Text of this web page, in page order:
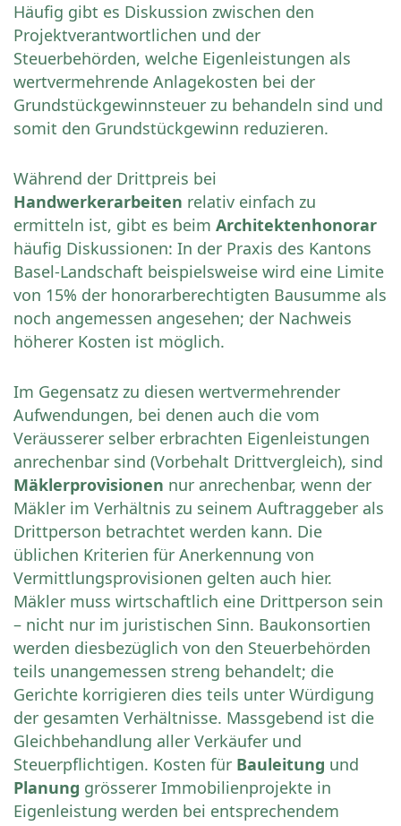
Häufig gibt es Diskussion zwischen den
Projektverantwortlichen und der
Steuerbehörden, welche Eigenleistungen als
wertvermehrende Anlagekosten bei der
Grundstückgewinnsteuer zu behandeln sind und
somit den Grundstückgewinn reduzieren.
Während der Drittpreis bei
Handwerkerarbeiten relativ einfach zu
ermitteln ist, gibt es beim Architektenhonorar
häufig Diskussionen: In der Praxis des Kantons
Basel-Landschaft beispielsweise wird eine Limite
von 15% der honorarberechtigten Bausumme als
noch angemessen angesehen; der Nachweis
höherer Kosten ist möglich.
Im Gegensatz zu diesen wertvermehrender
Aufwendungen, bei denen auch die vom
Veräusserer selber erbrachten Eigenleistungen
anrechenbar sind (Vorbehalt Drittvergleich), sind
Mäklerprovisionen nur anrechenbar, wenn der
Mäkler im Verhältnis zu seinem Auftraggeber als
Drittperson betrachtet werden kann. Die
üblichen Kriterien für Anerkennung von
Vermittlungsprovisionen gelten auch hier.
Mäkler muss wirtschaftlich eine Drittperson sein
– nicht nur im juristischen Sinn. Baukonsortien
werden diesbezüglich von den Steuerbehörden
teils unangemessen streng behandelt; die
Gerichte korrigieren dies teils unter Würdigung
der gesamten Verhältnisse. Massgebend ist die
Gleichbehandlung aller Verkäufer und
Steuerpflichtigen. Kosten für Bauleitung und
Planung grösserer Immobilienprojekte in
Eigenleistung werden bei entsprechendem